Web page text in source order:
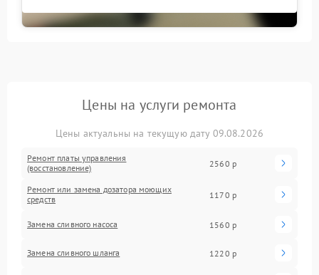
Цены на услуги ремонта
Цены актуальны на текущую дату 09.08.2026
Ремонт платы управления
(восстановление)
2560 р
Ремонт или замена дозатора моющих
средств
1170 р
Замена сливного насоса 1560 р
Замена сливного шланга 1220 р